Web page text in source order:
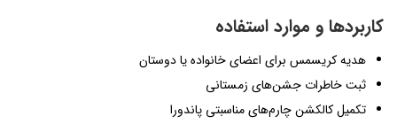
کاربردها و موارد استفاده
هدیه کریسمس برای اعضای خانواده یا دوستان
ثبت خاطرات جشن‌های زمستانی
تکمیل کالکشن چارم‌های مناسبتی پاندورا